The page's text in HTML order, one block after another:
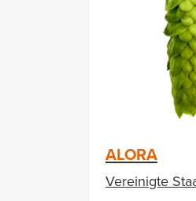
ALORA
Vereinigte